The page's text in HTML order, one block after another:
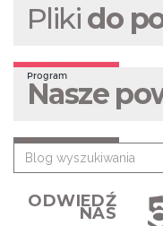
Pliki do
Program
Nasze
ODWIEDŹ
NAS